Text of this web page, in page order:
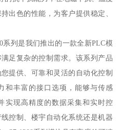
出色的性能，为客户提供稳定、
是我们推出的一款全新PLC模
足复杂的控制需求。该系列产品
提供、可靠和灵活的自动化控制
和丰富的接口选项，能够与传感
实现高精度的数据采集和实时控
控制、楼宇自动化系统还是机器